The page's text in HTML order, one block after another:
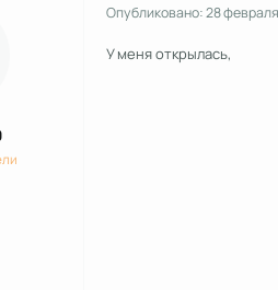
Опубликовано:28
У меня открылась,